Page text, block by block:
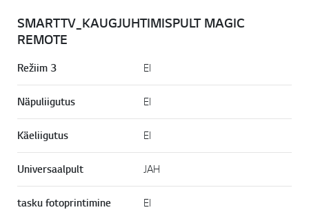
SMARTTV_KAUGJUHTIMISPULT MAGIC
REMOTE
Režiim 3 EI
Näpuliigutus EI
Käeliigutus EI
Universaalpult JAH
tasku fotoprintimine EI